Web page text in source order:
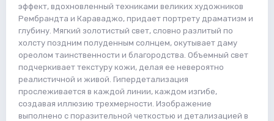
эффект, вдохновленный техниками великих художников
Рембрандта и Караваджо, придает портрету драматизм и
глубину. Мягкий золотистый свет, словно разлитый по
холсту поздним полуденным солнцем, окутывает даму
ореолом таинственности и благородства. Объемный свет
подчеркивает текстуру кожи, делая ее невероятно
реалистичной и живой. Гипердетализация
прослеживается в каждой линии, каждом изгибе,
создавая иллюзию трехмерности. Изображение
выполнено с поразительной четкостью и детализацией в